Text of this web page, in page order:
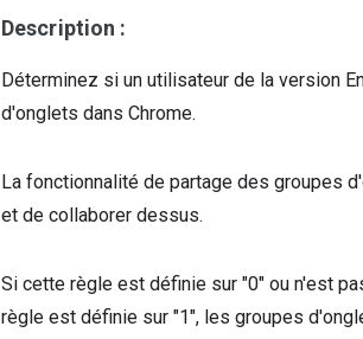
Description :
Déterminez si un utilisateur de la version
d'onglets dans Chrome.
La fonctionnalité de partage des groupes
et de collaborer dessus.
Si cette règle est définie sur "0" ou n'est
règle est définie sur "1", les groupes